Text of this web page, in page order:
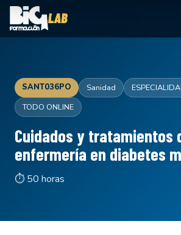
SANT036PO Sanidad
TODO ONLINE
Cuidados y tratamientos
enfermería en diabetes
⏱ 50 horas